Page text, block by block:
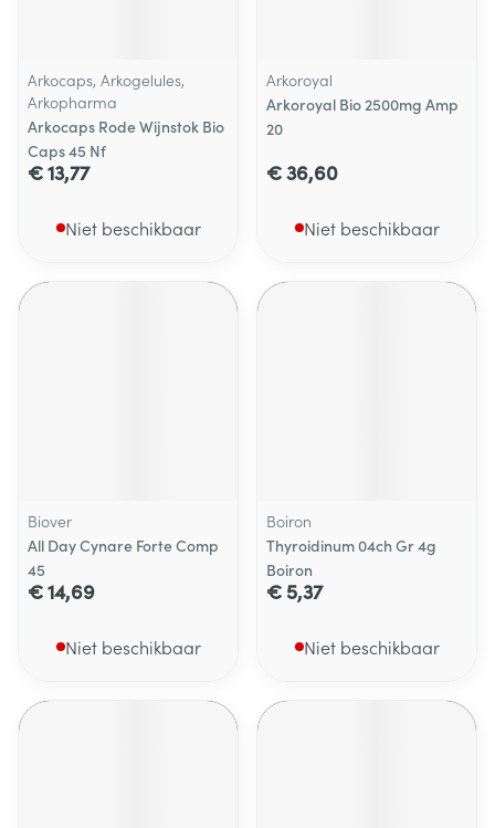
Arkocaps, Arkogelules,
Arkopharma
Arkocaps Rode Wijnstok Bio
Caps 45 Nf
€ 13,77
Niet beschikbaar
Arkoroyal
Arkoroyal Bio 2500mg Amp
20
€ 36,60
Niet beschikbaar
Biover
All Day Cynare Forte Comp
45
€ 14,69
Niet beschikbaar
Boiron
Thyroidinum 04ch Gr 4g
Boiron
€ 5,37
Niet beschikbaar